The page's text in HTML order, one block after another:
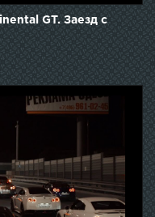
GT. Заезд с